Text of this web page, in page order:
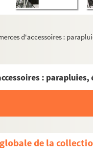
d'accessoires :
:
de la